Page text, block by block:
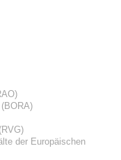
der Europäischen